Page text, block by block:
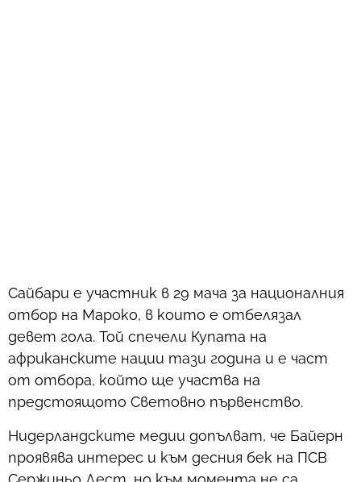
Сайбари е участник в 29 мача за националния
отбор на Мароко, в които е отбелязал
девет гола. Той спечели Купата на
африканските нации тази година и е част
от отбора, който ще участва на
предстоящото Световно първенство.
Нидерландските медии допълват, че Байерн
проявява интерес и към десния бек на ПСВ